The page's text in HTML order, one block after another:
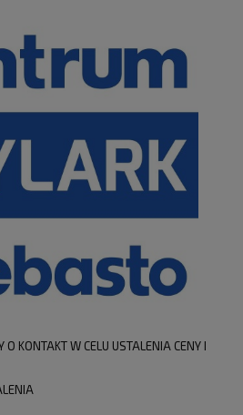
O KONTAKT W CELU USTALENIA CENY I